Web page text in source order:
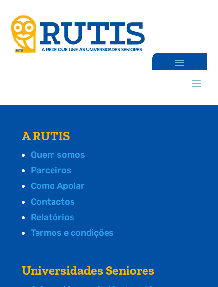
A RUTIS
Quem somos
Parceiros
Como Apoiar
Contactos
Relatórios
Termos e condições
Universidades Seniores